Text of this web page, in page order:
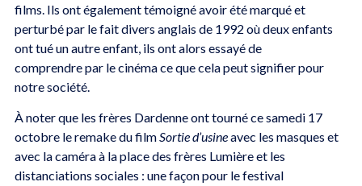
films. Ils ont également témoigné avoir été marqué et
perturbé par le fait divers anglais de 1992 où deux enfants
ont tué un autre enfant, ils ont alors essayé de
comprendre par le cinéma ce que cela peut signifier pour
notre société.
À noter que les frères Dardenne ont tourné ce samedi 17
octobre le remake du filmSortie d’usineavec les masques et
avec la caméra à la place des frères Lumière et les
distanciations sociales : une façon pour le festival